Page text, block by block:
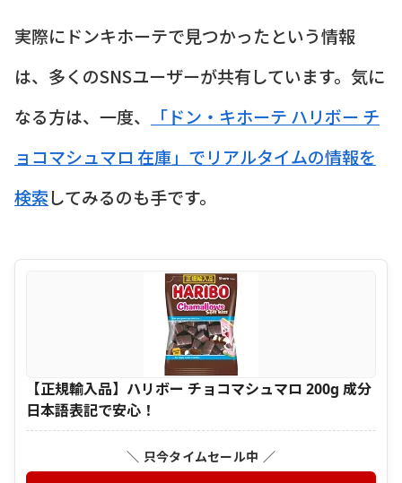
実際にドンキホーテで見つかったという情報
は、多くのSNSユーザーが共有しています。気に
なる方は、一度、
「ドン・キホーテ ハリボー チ
ョコマシュマロ 在庫」でリアルタイムの情報を
検索してみるのも手です。
【正規輸入品】ハリボー チョコマシュマロ 200g 成分
日本語表記で安心！
＼ 只今タイムセール中 ／